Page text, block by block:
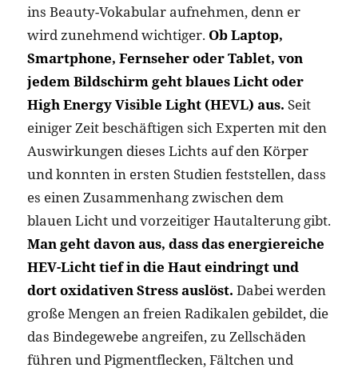
ins Beauty-Vokabular aufnehmen, denn er
wird zunehmend wichtiger. Ob Laptop,
Smartphone, Fernseher oder Tablet, von
jedem Bildschirm geht blaues Licht oder
High Energy Visible Light (HEVL) aus. Seit
einiger Zeit beschäftigen sich Experten mit den
Auswirkungen dieses Lichts auf den Körper
und konnten in ersten Studien feststellen, dass
es einen Zusammenhang zwischen dem
blauen Licht und vorzeitiger Hautalterung gibt.
Man geht davon aus, dass das energiereiche
HEV-Licht tief in die Haut eindringt und
dort oxidativen Stress auslöst. Dabei werden
große Mengen an freien Radikalen gebildet, die
das Bindegewebe angreifen, zu Zellschäden
führen und Pigmentflecken, Fältchen und